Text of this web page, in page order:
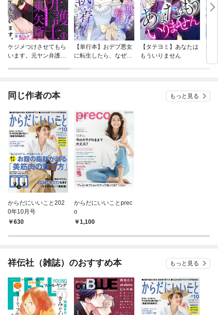
ケジメつけさせてもら
います。元ヤン弁護士
【単行本】おデブ悪女
に転生したら、なぜか
【タテヨミ】あなたは
もういりません
病
が
ぎ
同じ作者の本 もっと見る
からだにいいこと202
0年10月号
630
からだにいいことprec
o
1,100
祥伝社（雑誌）のおすすめ本 もっと見る